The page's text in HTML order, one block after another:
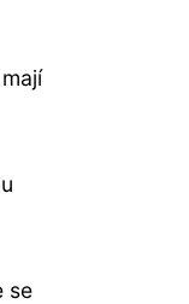
se